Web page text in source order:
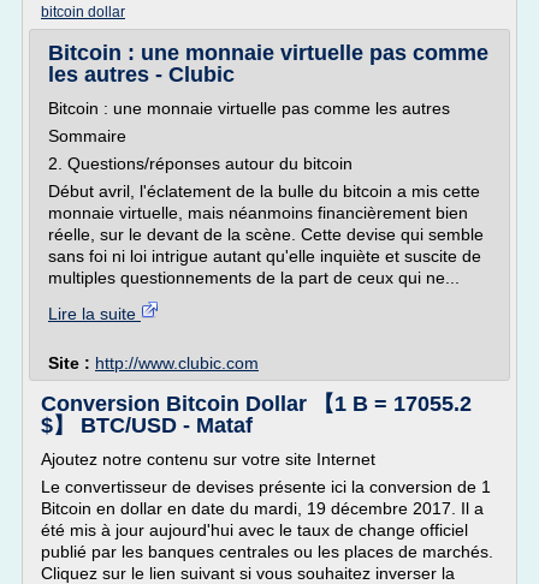
bitcoin dollar
Bitcoin : une monnaie virtuelle pas comme
les autres - Clubic
Bitcoin : une monnaie virtuelle pas comme les autres
Sommaire
2. Questions/réponses autour du bitcoin
Début avril, l'éclatement de la bulle du bitcoin a mis cette
monnaie virtuelle, mais néanmoins financièrement bien
réelle, sur le devant de la scène. Cette devise qui semble
sans foi ni loi intrigue autant qu'elle inquiète et suscite de
multiples questionnements de la part de ceux qui ne...
Lire la suite
Site : http://www.clubic.com
Conversion Bitcoin Dollar 【1 B = 17055.2
$】 BTC/USD - Mataf
Ajoutez notre contenu sur votre site Internet
Le convertisseur de devises présente ici la conversion de 1
Bitcoin en dollar en date du mardi, 19 décembre 2017. Il a
été mis à jour aujourd'hui avec le taux de change officiel
publié par les banques centrales ou les places de marchés.
Cliquez sur le lien suivant si vous souhaitez inverser la